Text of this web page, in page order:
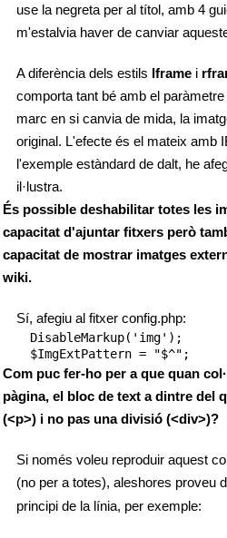
use la negreta per al títol, amb 4
m'estalvia haver de canviar
A diferència dels estils lframe i
comporta tant bé amb el paràmetre
marc en si canvia de mida, la
original. L'efecte és el mateix amb
l'exemple estàndard de dalt, he
il·lustra.
És possible deshabilitar totes les
capacitat d'ajuntar fitxers però
capacitat de mostrar imatges
wiki.
Sí, afegiu al fitxer config.php:
DisableMarkup('img');
Com puc fer-ho per a que quan
pàgina, el bloc de text a dintre del
(<p>) i no pas una divisió (<div>)?
Si només voleu reproduir aquest
(no per a totes), aleshores proveu
principi de la línia, per exemple: